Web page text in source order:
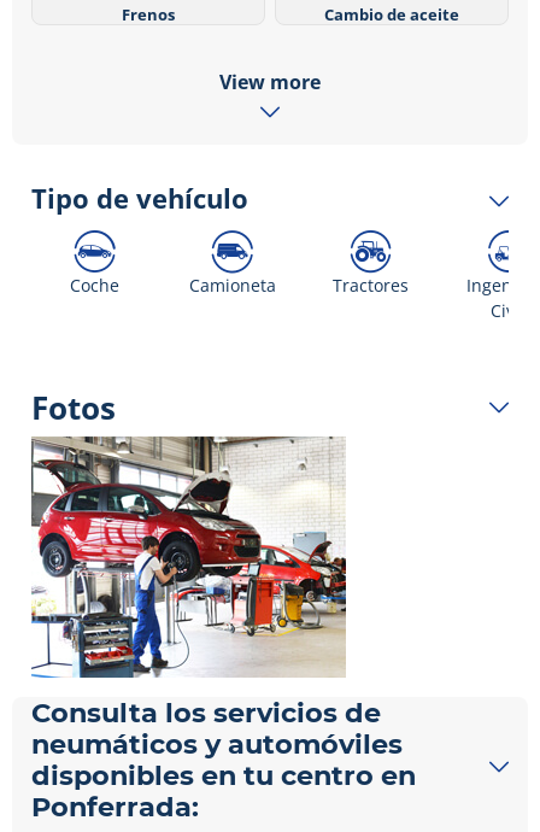
Frenos Cambio de aceite
View more
Tipo de vehículo
Coche Camioneta Tractores
Civil
Fotos
Consulta los servicios de
neumáticos y automóviles
disponibles en tu centro en
Ponferrada: